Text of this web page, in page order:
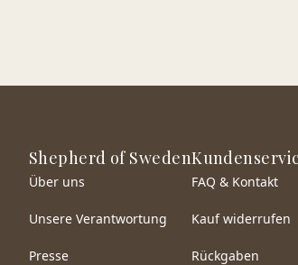
Shepherd of Sweden
Über uns
Unsere Verantwortung
Presse
FAQ & Kontakt
Kauf widerrufen
Rückgaben